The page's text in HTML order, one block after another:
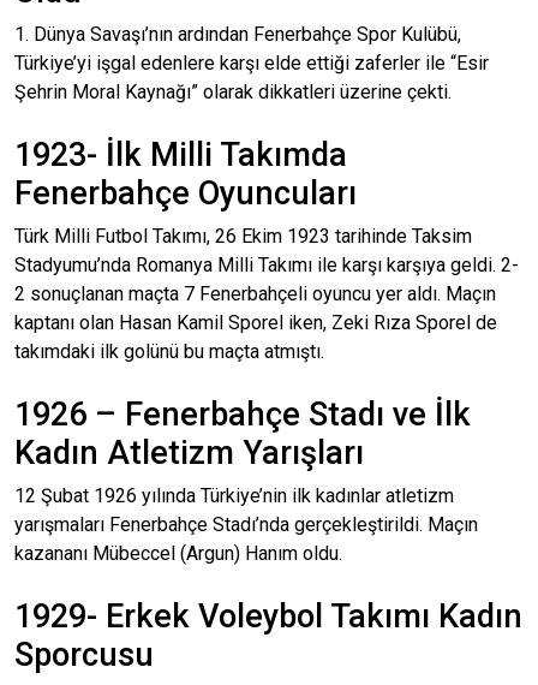
1. Dünya Savaşı’nın ardından Fenerbahçe Spor Kulübü,
Türkiye’yi işgal edenlere karşı elde ettiği zaferler ile “Esir
Şehrin Moral Kaynağı” olarak dikkatleri üzerine çekti.
1923- İlk Milli Takımda
Fenerbahçe Oyuncuları
Türk Milli Futbol Takımı, 26 Ekim 1923 tarihinde Taksim
Stadyumu’nda Romanya Milli Takımı ile karşı karşıya geldi. 2-
2 sonuçlanan maçta 7 Fenerbahçeli oyuncu yer aldı. Maçın
kaptanı olan Hasan Kamil Sporel iken, Zeki Rıza Sporel de
takımdaki ilk golünü bu maçta atmıştı.
1926 – Fenerbahçe Stadı ve İlk
Kadın Atletizm Yarışları
12 Şubat 1926 yılında Türkiye’nin ilk kadınlar atletizm
yarışmaları Fenerbahçe Stadı’nda gerçekleştirildi. Maçın
kazananı Mübeccel (Argun) Hanım oldu.
1929- Erkek Voleybol Takımı Kadın
Sporcusu